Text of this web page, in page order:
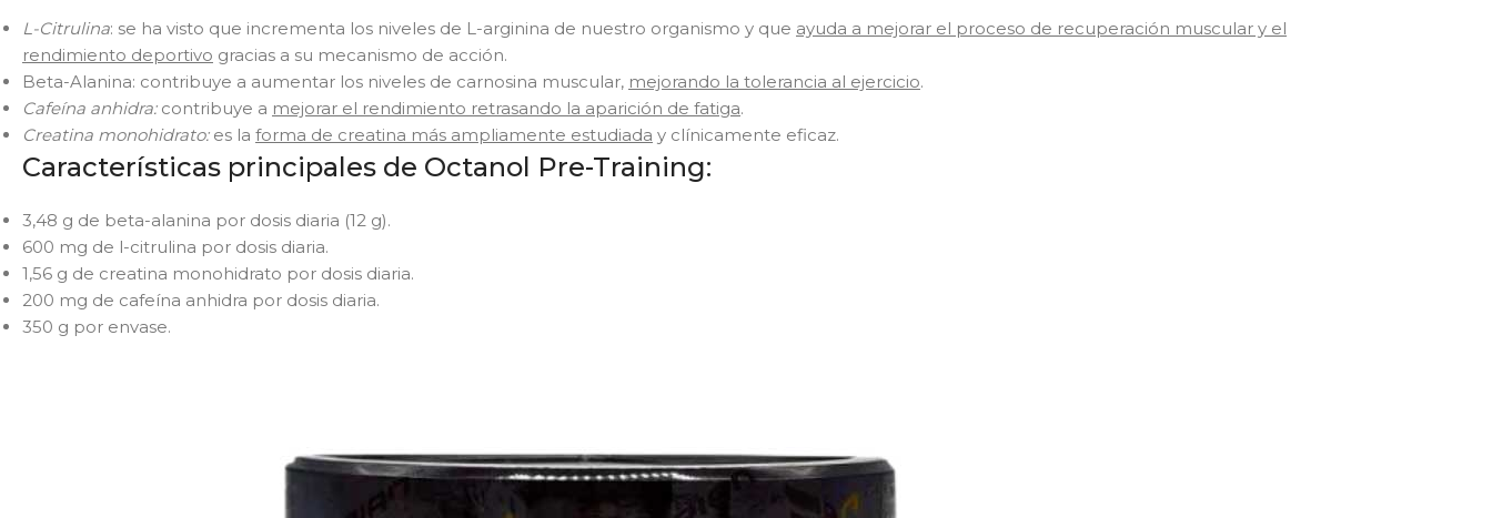
L-Citrulina: se ha visto que incrementa los niveles de L-arginina de nuestro organismo y que ayuda a mejorar el proceso de recuperación muscular y el
rendimiento deportivo gracias a su mecanismo de acción.
Beta-Alanina: contribuye a aumentar los niveles de carnosina muscular, mejorando la tolerancia al ejercicio.
Cafeína anhidra:contribuye a mejorar el rendimiento retrasando la aparición de fatiga.
Creatina monohidrato:es la forma de creatina más ampliamente estudiada y clínicamente eficaz.
Características principales de Octanol Pre-Training:
3,48 g de beta-alanina por dosis diaria (12 g).
600 mg de l-citrulina por dosis diaria.
1,56 g de creatina monohidrato por dosis diaria.
200 mg de cafeína anhidra por dosis diaria.
350 g por envase.